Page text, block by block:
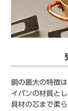
銅の最大の特徴
イパンの材質と
具材の芯まで柔